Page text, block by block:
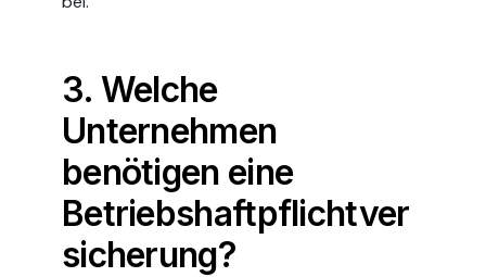
3. Welche
Unternehmen
benötigen eine
Betriebshaftpflichtver
sicherung?